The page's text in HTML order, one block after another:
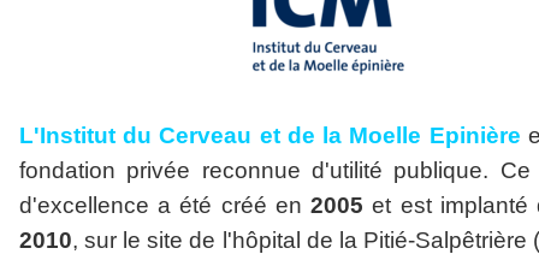
L'Institut du Cerveau et de la Moelle Epinière
fondation privée reconnue d'utilité publique. Ce
d'excellence a été créé en2005 et est implanté
2010, sur le site de l'hôpital de la Pitié-Salpêtrière